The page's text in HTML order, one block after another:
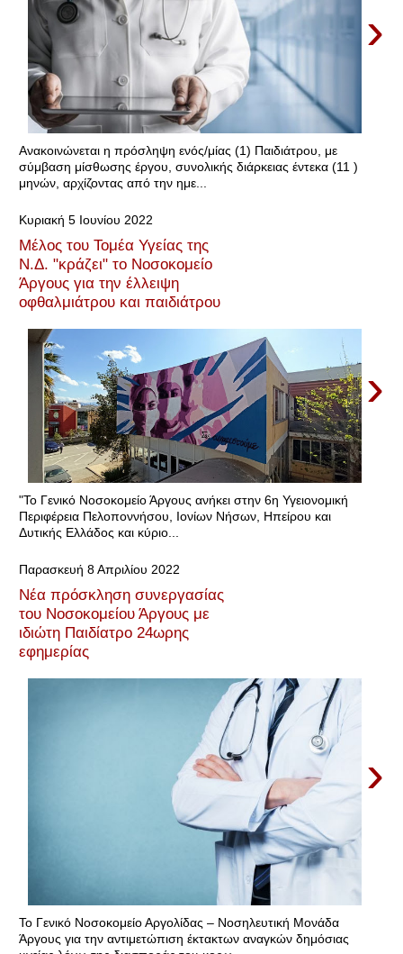
›
Ανακοινώνεται η πρόσληψη ενός/μίας (1) Παιδιάτρου, με
σύμβαση μίσθωσης έργου, συνολικής διάρκειας έντεκα (11 )
μηνών, αρχίζοντας από την ημε...
Κυριακή 5 Ιουνίου 2022
Μέλος του Τομέα Υγείας της
Ν.Δ. "κράζει" το Νοσοκομείο
Άργους για την έλλειψη
οφθαλμιάτρου και παιδιάτρου
›
"Το Γενικό Νοσοκομείο Άργους ανήκει στην 6η Υγειονομική
Περιφέρεια Πελοποννήσου, Ιονίων Νήσων, Ηπείρου και
Δυτικής Ελλάδος και κύριο...
Παρασκευή 8 Απριλίου 2022
Νέα πρόσκληση συνεργασίας
του Νοσοκομείου Άργους με
ιδιώτη Παιδίατρο 24ωρης
εφημερίας
›
Το Γενικό Νοσοκομείο Αργολίδας – Νοσηλευτική Μονάδα
Άργους για την αντιμετώπιση έκτακτων αναγκών δημόσιας